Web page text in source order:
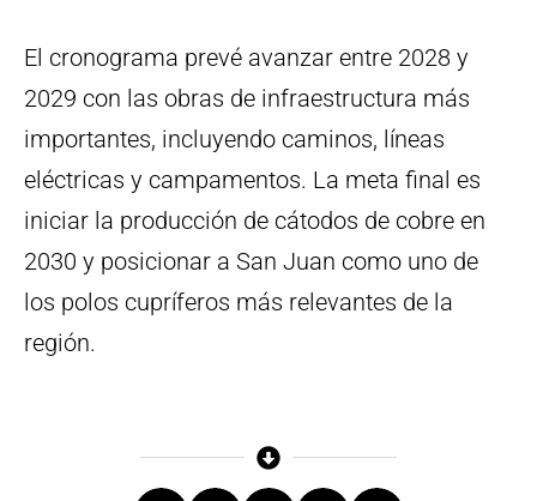
El cronograma prevé avanzar entre 2028 y
2029 con las obras de infraestructura más
importantes, incluyendo caminos, líneas
eléctricas y campamentos. La meta final es
iniciar la producción de cátodos de cobre en
2030 y posicionar a San Juan como uno de
los polos cupríferos más relevantes de la
región.